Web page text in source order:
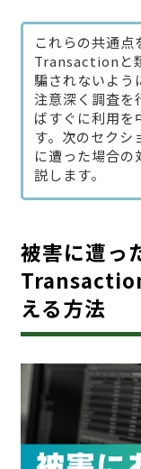
これらの共通
Transactionと
騙されないよう
注意深く調査を
ばすぐに利用を
す。次のセクシ
に遭った場合の
説します。
被害に遭っ
える方法